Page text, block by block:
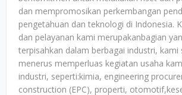
dan mempromosikan perkembangan
pengetahuan dan teknologi di Indonesia.
dan pelayanan kami merupakanbagian
terpisahkan dalam berbagai industri, kami
menerus memperluas kegiatan usaha
industri, seperti:kimia, engineering
construction (EPC), properti,